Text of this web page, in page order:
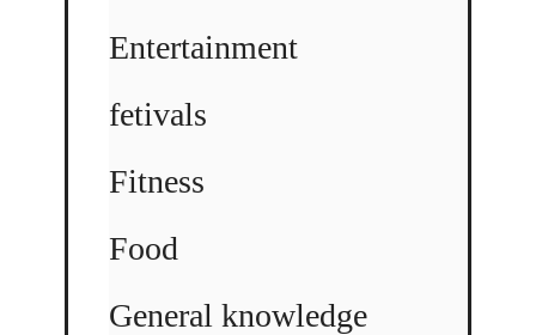
Entertainment
fetivals
Fitness
Food
General knowledge